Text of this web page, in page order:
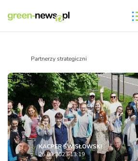
Partnerzy strategiczni
KACPER ŚWISŁO­WSKI
25.09.2023 13:19